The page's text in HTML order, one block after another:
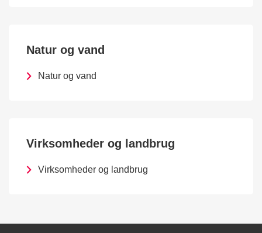
Natur og vand
Natur og vand
Virksomheder og landbrug
Virksomheder og landbrug